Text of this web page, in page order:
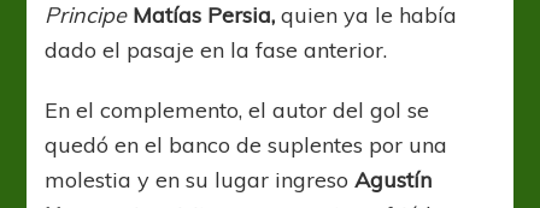
Principe Matías Persia,quien ya le había
dado el pasaje en la fase anterior.
En el complemento, el autor del gol se
quedó en el banco de suplentes por una
molestia y en su lugar ingresoAgustín